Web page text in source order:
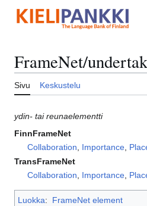
sisältöön
FrameNet/
Sivu Keskustelu
ydin- tai reunaelementti
FinnFrameNet
Collaboration, Importance,
TransFrameNet
Collaboration, Importance,
Luokka: FrameNet element